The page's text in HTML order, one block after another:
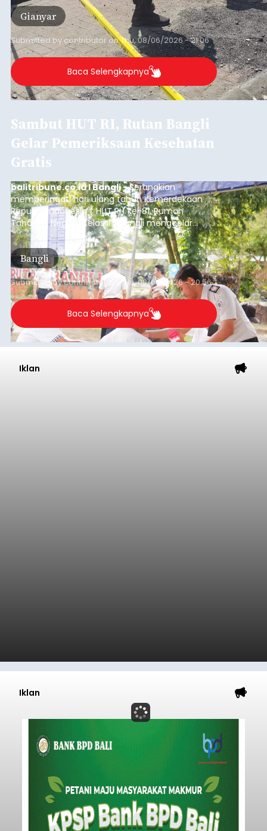
Gianyar
Submitted by contributoronThu, 08/06/2026 - 21:06
Baca Selengkapnya
Sambut HUT RI, Rutan Bangli
Gelar Pemeriksaan Kesehatan
Gratis
balitribune.co.id I Bangli -Serangkian
memperingati hari ulang tahun Kemerdekaan
Republik Indonesia ( HUT RI) ke-81, Rumah
Tahanan Negara Kelas II B Bangli menggelar
kegiatan pemeriksaan kesehatan gratis, Rabu
(6/8/2026).
Bangli
Submitted bycontributor Thu, 08/06/2026 - 20:56
Baca Selengkapnya
Iklan
Iklan